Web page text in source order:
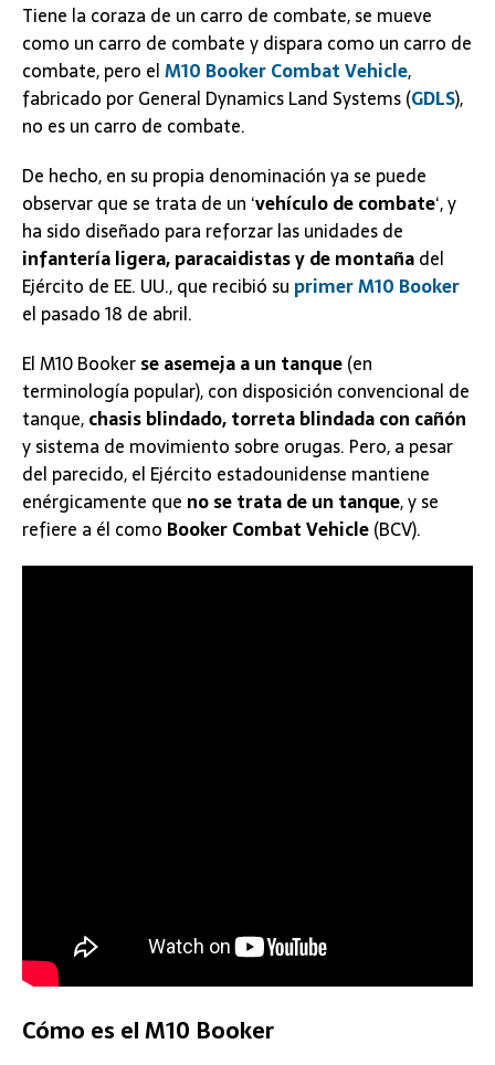
Tiene la coraza de un carro de combate, se mueve
como un carro de combate y dispara como un carro de
combate, pero elM10 Booker Combat Vehicle,
fabricado por General Dynamics Land Systems (GDLS),
no es un carro de combate.
De hecho, en su propia denominación ya se puede
observar que se trata de un ‘vehículo de combate‘, y
ha sido diseñado para reforzar las unidades de
infantería ligera, paracaidistas y de montañadel
Ejército de EE. UU., que recibió su primer M10 Booker
el pasado 18 de abril.
El M10 Bookerse asemeja a un tanque(en
terminología popular), con disposición convencional de
tanque,chasis blindado, torreta blindada con cañón
y sistema de movimiento sobre orugas. Pero, a pesar
del parecido, el Ejército estadounidense mantiene
enérgicamente que no se trata de un tanque, y se
refiere a él como Booker Combat Vehicle(BCV).
Cómo es el M10 Booker